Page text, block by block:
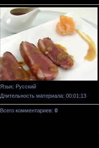
Язык: Русский
Длительность материала: 00:01:13
Всего комментариев: 0